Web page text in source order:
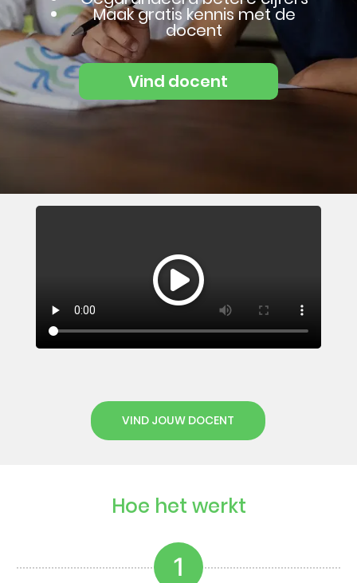
Maak gratis kennis met de
docent
Vind docent
VIND JOUW DOCENT
Hoe het werkt
1